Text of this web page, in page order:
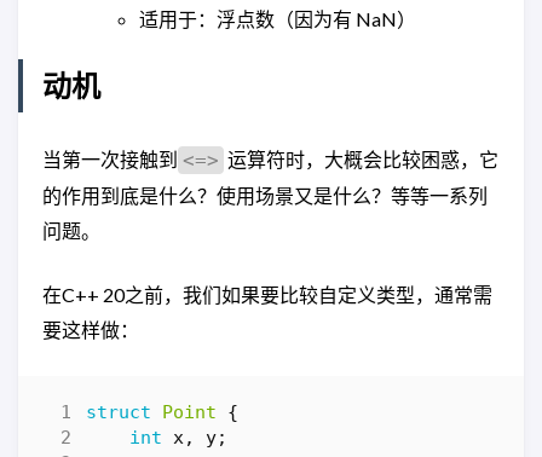
适用于：浮点数（因为有 NaN）
动机
当第一次接触到 <=> 运算符时，大概会比较困惑，它
的作用到底是什么？使用场景又是什么？等等一系列
问题。
在C++ 20之前，我们如果要比较自定义类型，通常需
要这样做：
struct Point
{
int x, y;